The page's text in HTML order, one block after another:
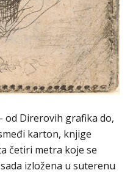
od Direrovih grafika do,
karton, knjige
četiri metra koje se
izložena u suterenu